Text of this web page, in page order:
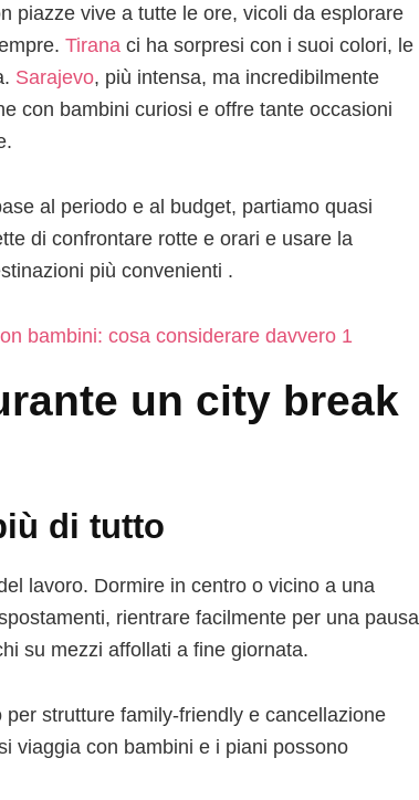
piazze vive a tutte le ore, vicoli da esplorare
Tirana ci ha sorpresi con i suoi colori, le
Sarajevo, più intensa, ma incredibilmente
con bambini curiosi e offre tante occasioni
al periodo e al budget, partiamo quasi
di confrontare rotte e orari e usare la
più convenienti .
un city break
di tutto
lavoro. Dormire in centro o vicino a una
rientrare facilmente per una pausa
su mezzi affollati a fine giornata.
per strutture family‑friendly e cancellazione
viaggia con bambini e i piani possono